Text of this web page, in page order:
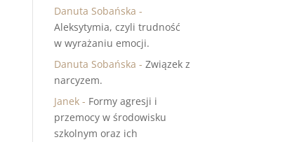
Danuta Sobańska -
Aleksytymia, czyli trudność
w wyrażaniu emocji.
Danuta Sobańska -Związek z
narcyzem.
Janek - Formy agresji i
przemocy w środowisku
szkolnym oraz ich